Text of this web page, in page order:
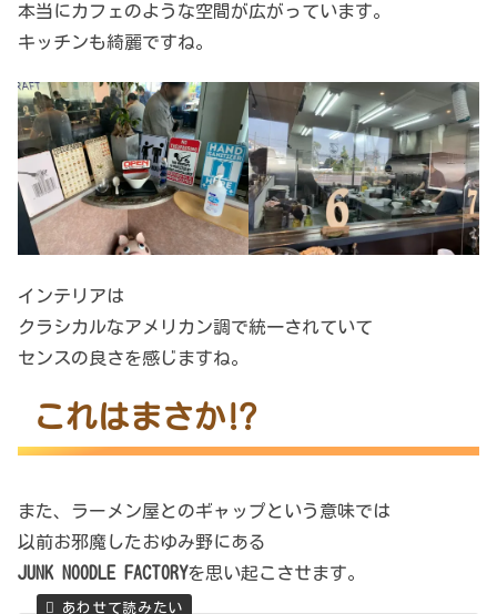
本当にカフェのような空間が広がっています。
キッチンも綺麗ですね。
インテリアは
クラシカルなアメリカン調で統一されていて
センスの良さを感じますね。
これはまさか⁉
また、ラーメン屋とのギャップという意味では
以前お邪魔したおゆみ野にある
JUNK NOODLE FACTORYを思い起こさせます。